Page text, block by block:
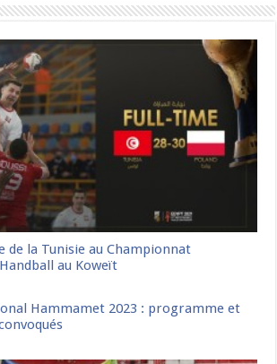
de la Tunisie au Championnat
au Koweït
Hammamet 2023 : programme et